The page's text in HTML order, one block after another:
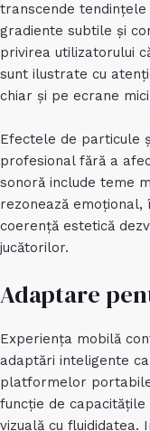
transcende
gradiente subtile și
privirea utilizatorului
sunt ilustrate cu
chiar și pe ecrane
Efectele de particule
profesional fără a
sonoră include teme
rezonează emoțional,
coerență estetică
jucătorilor.
Adaptare
Experiența mobilă
adaptări inteligente
platformelor
funcție de
vizuală cu fluididatea.